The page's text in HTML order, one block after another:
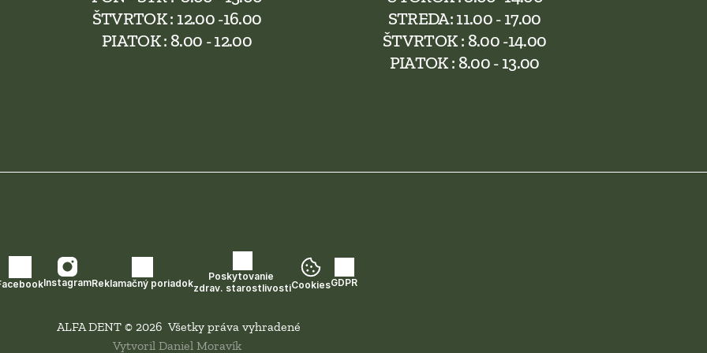
ŠTVRTOK : 12.00 -16.00
PIATOK : 8.00 - 12.00
STREDA: 11.00 - 17.00
ŠTVRTOK : 8.00 -14.00
PIATOK : 8.00 - 13.00
InstagramReklamačný poriadok
Poskytovanie
zdrav. starostlivostiCookiesGDPR
ALFA DENT © 2026  Všetky práva vyhradené
Vytvoril Daniel Moravík